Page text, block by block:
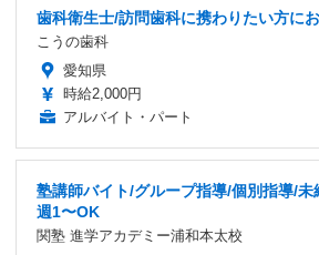
歯科衛生士/訪問歯科に携わりたい方に
こうの歯科
愛知県
時給2,000円
アルバイト・パート
塾講師バイト/グループ指導/個別指導/
週1〜OK
関塾 進学アカデミー浦和本太校